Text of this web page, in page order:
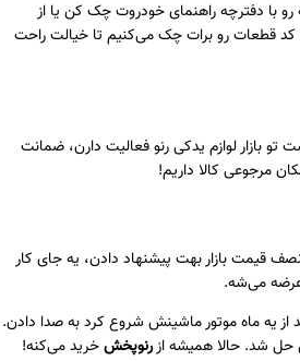
با دفترچه راهنمای خودروت چک کن یا از
قطعات رو برات چک می‌کنیم تا خیالت راحت
بازار لوازم یدکی رنو فعالیت دارن، ضمانت
قیمت بازار بهت پیشنهاد دادن، یه جای کار
می‌شه.
از یه ماه موتور ماشینش شروع کرد به صدا دادن.
شد. حالا همیشه ازرنوپخشخرید می‌کنه!